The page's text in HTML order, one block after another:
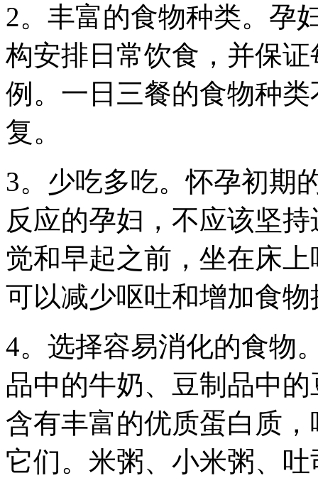
2。丰富的食物种类。孕
构安排日常饮食，并保
例。一日三餐的食物种
复。
3。少吃多吃。怀孕初期
反应的孕妇，不应该坚
觉和早起之前，坐在床
可以减少呕吐和增加食
4。选择容易消化的食物
品中的牛奶、豆制品中
含有丰富的优质蛋白质
它们。米粥、小米粥、